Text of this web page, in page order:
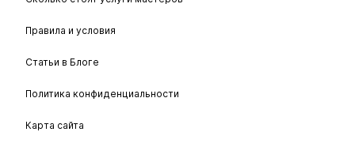
Правила и условия
Статьи в Блоге
Политика конфиденциальности
Карта сайта